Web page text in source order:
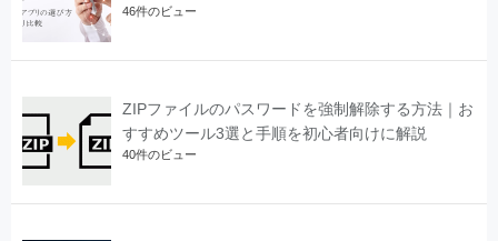
46件のビュー
ZIPファイルのパスワードを強制解除する方法｜お
すすめツール3選と手順を初心者向けに解説
40件のビュー